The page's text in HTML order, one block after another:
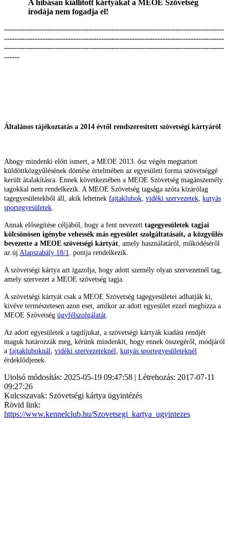
A hibásan kiállított kártyákat a MEOE Szövetség
irodája nem fogadja el!
--------------------------------------------------------------------------------------
--------------------------------------------------------------------------------------
--------------------------------------------------------------------------------------
------
Általános tájékoztatás a 2014 évtől rendszeresített szövetségi kártyáról
Ahogy mindenki előtt ismert, a MEOE 2013. ősz végén megtartott
küldöttközgyűlésének döntése értelmében az egyesületi forma szövetséggé
került átalakításra. Ennek következtében a MEOE Szövetség magánszemély
tagokkal nem rendelkezik. A MEOE Szövetség tagsága azóta kizárólag
tagegyesületekből áll, akik lehetnek fajtaklubok vidéki szervezetek kutyás
sportegyesületek
Annak elősegítése céljából, hogy a fent nevezett tagegyesületek tagjai
kölcsönösen igénybe vehessék más egyesület szolgáltatásait, a közgyűlés
bevezette a MEOE szövetségi kártyát , amely használatáról, működéséről
az új Alapszabály 18/1 . pontja rendelkezik.
A szövetségi kártya azt igazolja, hogy adott személy olyan szervezetnél tag,
amely szervezet a MEOE szövetség tagja.
A szövetségi kártyát csak a MEOE Szövetség tagegyesületei adhatják ki,
kivéve természetesen azon eset, amikor az adott egyesület ezzel megbízza a
MEOE Szövetség ügyfélszolgálatát
Az adott egyesületek a tagdíjukat, a szövetségi kártyák kiadási rendjét
maguk határozzák meg, kérünk mindenkit, hogy ennek összegéről, módjáról
a fajtakluboknál vidéki szervezeteknél
kutyás sportegyesületeknél
érdeklődjenek.
Utolsó módosítás: 2025-05-19 09:47:58 | Létrehozás: 2017-07-11
09:27:26
Kulcsszavak: Szövetségi kártya ügyintézés
Rövid link:
https://www.kennelclub.hu/Szovetsegi_kartya_ugyintezes